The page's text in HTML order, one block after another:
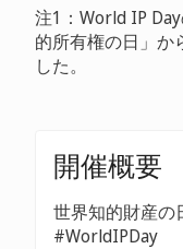
注1：World IP
的所有権の日」か
した。
開催概要
世界知的財産
#WorldIPDay